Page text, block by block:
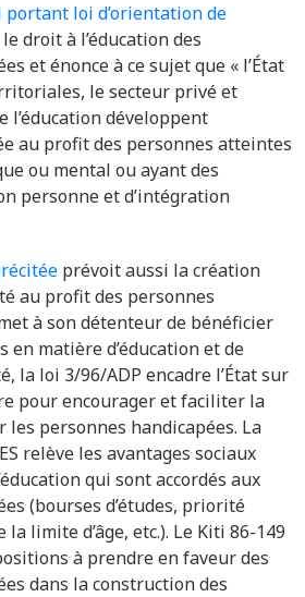
portant loi d’orientation de
droit à l’éducation des
et énonce à ce sujet que « l’État
le secteur privé et
l’éducation développent
au profit des personnes atteintes
ou mental ou ayant des
personne et d’intégration
prévoit aussi la création
au profit des personnes
à son détenteur de bénéficier
en matière d’éducation et de
la loi 3/96/ADP encadre l’État sur
pour encourager et faciliter la
personnes handicapées. La
relève les avantages sociaux
qui sont accordés aux
(bourses d’études, priorité
limite d’âge, etc.). Le Kiti 86-149
à prendre en faveur des
dans la construction des